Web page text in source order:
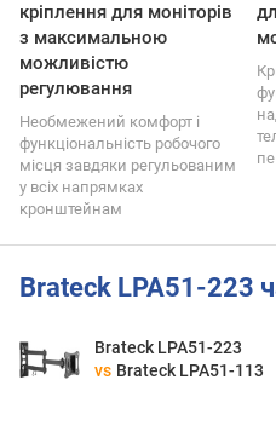
кріплення для моніторів
з максимальною
можливістю
регулювання
Необмежений комфорт і
функціональність робочого
місця завдяки регульованим
у всіх напрямках
кронштейнам
Brateck LPA51-223
Brateck LPA51-223
vs Brateck LPA51-113